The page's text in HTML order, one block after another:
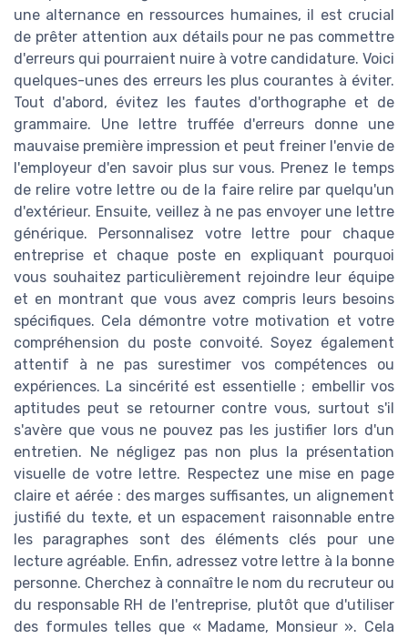
une alternance en ressources humaines, il est crucial
de prêter attention aux détails pour ne pas commettre
d'erreurs qui pourraient nuire à votre candidature. Voici
quelques-unes des erreurs les plus courantes à éviter.
Tout d'abord, évitez les fautes d'orthographe et de
grammaire. Une lettre truffée d'erreurs donne une
mauvaise première impression et peut freiner l'envie de
l'employeur d'en savoir plus sur vous. Prenez le temps
de relire votre lettre ou de la faire relire par quelqu'un
d'extérieur. Ensuite, veillez à ne pas envoyer une lettre
générique. Personnalisez votre lettre pour chaque
entreprise et chaque poste en expliquant pourquoi
vous souhaitez particulièrement rejoindre leur équipe
et en montrant que vous avez compris leurs besoins
spécifiques. Cela démontre votre motivation et votre
compréhension du poste convoité. Soyez également
attentif à ne pas surestimer vos compétences ou
expériences. La sincérité est essentielle ; embellir vos
aptitudes peut se retourner contre vous, surtout s'il
s'avère que vous ne pouvez pas les justifier lors d'un
entretien. Ne négligez pas non plus la présentation
visuelle de votre lettre. Respectez une mise en page
claire et aérée : des marges suffisantes, un alignement
justifié du texte, et un espacement raisonnable entre
les paragraphes sont des éléments clés pour une
lecture agréable. Enfin, adressez votre lettre à la bonne
personne. Cherchez à connaître le nom du recruteur ou
du responsable RH de l'entreprise, plutôt que d'utiliser
des formules telles que « Madame, Monsieur ». Cela